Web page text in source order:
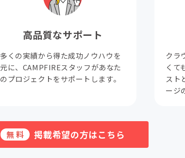
高品質なサポート
多くの実績から得た成功ノウハウを
元に、CAMPFIREスタッフがあなた
のプロジェクトをサポートします。
クラ
くて
スト
ージ
無料 掲載希望の方はこちら